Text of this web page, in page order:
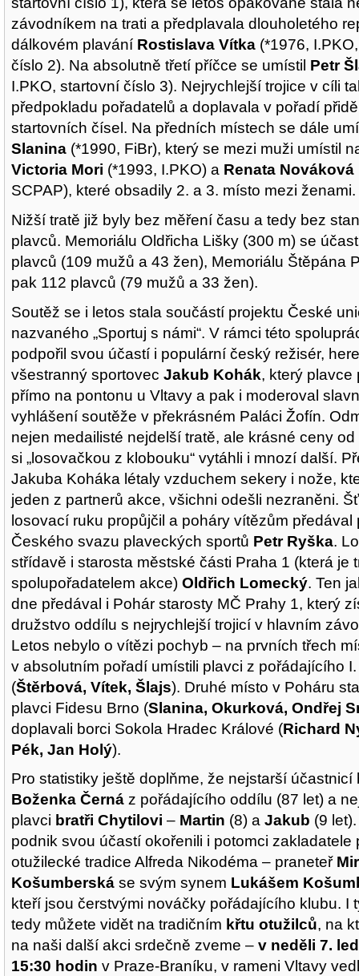
závodníkem na trati a předplavala dlouholetého
dálkovém plavání Rostislava Vítka (*1976,
číslo 2). Na absolutně třetí příčce se umístil Petr
I.PKO, startovní číslo 3). Nejrychlejší trojice v cíli
předpokladu pořadatelů a doplavala v pořadí
startovních čísel. Na předních místech se dále
Slanina (*1990, FiBr), který se mezi muži umístil
Victoria Mori (*1993, I.PKO) a Renata Nováková
SCPAP), které obsadily 2. a 3. místo mezi ženami.
Nižší tratě již byly bez měření času a tedy bez
plavců. Memoriálu Oldřicha Lišky (300 m) se
plavců (109 mužů a 43 žen), Memoriálu Štěpána
pak 112 plavců (79 mužů a 33 žen).
Soutěž se i letos stala součástí projektu České
nazvaného „Sportuj s námi“. V rámci této
podpořil svou účastí i populární český režisér,
všestranný sportovec Jakub Kohák, který plavce
přímo na pontonu u Vltavy a pak i moderoval
vyhlášení soutěže v překrásném Paláci Žofín.
nejen medailisté nejdelší tratě, ale krásné ceny
si „losovačkou z klobouku“ vytáhli i mnozí další.
Jakuba Koháka létaly vzduchem sekery i nože,
jeden z partnerů akce, všichni odešli nezraněni.
losovací ruku propůjčil a poháry vítězům předával
Českého svazu plaveckých sportů Petr Ryška.
střídavě i starosta městské části Praha 1 (která je
spolupořadatelem akce) Oldřich Lomecký. Ten
dne předával i Pohár starosty MČ Prahy 1, který
družstvo oddílu s nejrychlejší trojicí v hlavním
Letos nebylo o vítězi pochyb – na prvních třech
v absolutním pořadí umístili plavci z pořádajícího
(Štěrbová, Vítek, Šlajs). Druhé místo v Poháru
plavci Fidesu Brno (Slanina, Okurková, Ondřej
doplavali borci Sokola Hradec Králové (Richard
Pék, Jan Holý).
Pro statistiky ještě doplňme, že nejstarší účastnicí
Boženka Černá z pořádajícího oddílu (87 let) a
plavci bratři Chytilovi – Martin (8) a Jakub (9
podnik svou účastí okořenili i potomci zakladatele
otužilecké tradice Alfreda Nikodéma – praneteř
Košumberská se svým synem Lukášem
kteří jsou čerstvými nováčky pořádajícího klubu. I
tedy můžete vidět na tradičním křtu otužilců, na
na naši další akci srdečně zveme – v neděli 7.
15:30 hodin v Praze-Braníku, v rameni Vltavy